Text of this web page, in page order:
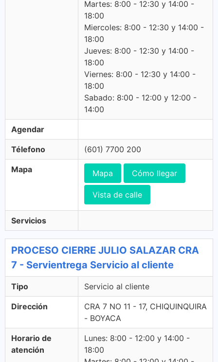
Martes: 8:00 - 12:30 y 14:00 -
18:00
Miercoles: 8:00 - 12:30 y 14:00 -
18:00
Jueves: 8:00 - 12:30 y 14:00 -
18:00
Viernes: 8:00 - 12:30 y 14:00 -
18:00
Sabado: 8:00 - 12:00 y 12:00 -
14:00
Agendar
Télefono (601) 7700 200
Mapa Mapa Cómo llegar
Vista de calle
Servicios
PROCESO CIERRE JULIO SALAZAR CRA
7 - Servientrega Servicio al cliente
Tipo Servicio al cliente
Dirección
CRA 7 NO 11 - 17, CHIQUINQUIRA
- BOYACA
Horario de
atención
Lunes: 8:00 - 12:00 y 14:00 -
18:00